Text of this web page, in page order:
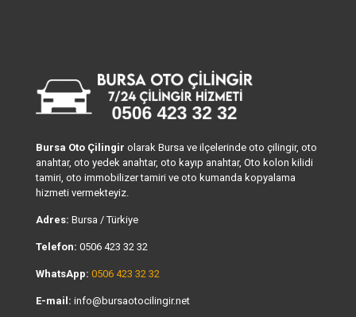
Bursa Oto Çilingir olarak Bursa ve ilçelerinde oto çilingir, oto
anahtar, oto yedek anahtar, oto kayıp anahtar, Oto kolon kilidi
tamiri, oto immobilizer tamiri ve oto kumanda kopyalama
hizmeti vermekteyiz.
Adres: Bursa / Türkiye
Telefon: 0506 423 32 32
WhatsApp: 0506 423 32 32
E-mail: info@bursaotocilingir.net